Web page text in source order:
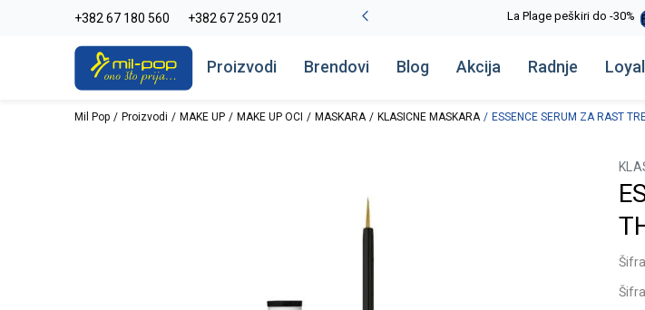
+382 67 180 560 +382 67 259 021
-20% na kompletan asortiman Pogledaj više La Plage peškiri do -30%
Proizvodi Brendovi Blog Akcija Radnje
Mil Pop Proizvodi MAKE UP MAKE UP OCI MASKARA KLASICNE MASKARA ESSENCE SERUM ZA RAST